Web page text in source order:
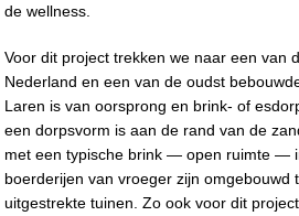
de wellness.
Voor dit project trekken we naar een van
Nederland en een van de oudst
Laren is van oorsprong en brink- of
een dorpsvorm is aan de rand van de
met een typische brink — open ruimte —
boerderijen van vroeger zijn omgebouwd
uitgestrekte tuinen. Zo ook voor dit